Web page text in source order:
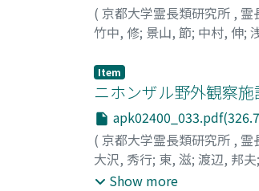
( 京都大学霊長類研究所 , 霊
竹中, 修; 景山, 節; 中村, 伸;
Item
ニホンザル野外観察
( 京都大学霊長類研究所 , 霊
大沢, 秀行; 東, 滋; 渡辺, 邦夫;
Ashizawa, Sadanari
Show more